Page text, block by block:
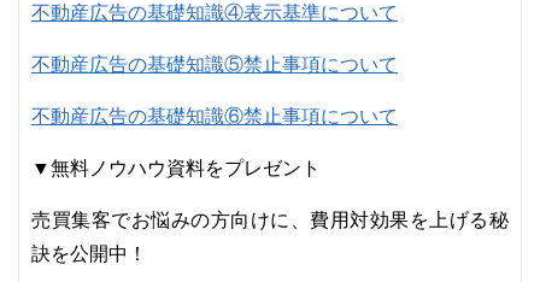
不動産広告の基礎知識④表示基準について
不動産広告の基礎知識⑤禁止事項について
不動産広告の基礎知識⑥禁止事項について
▼無料ノウハウ資料をプレゼント
売買集客でお悩みの方向けに、費用対効果を上げる秘
訣を公開中！